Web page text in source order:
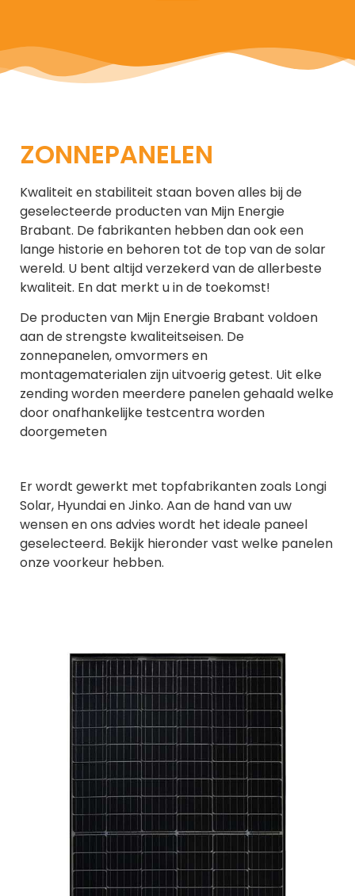
ZONNEPANELEN
Kwaliteit en stabiliteit staan boven alles bij de
geselecteerde producten van Mijn Energie
Brabant. De fabrikanten hebben dan ook een
lange historie en behoren tot de top van de solar
wereld. U bent altijd verzekerd van de allerbeste
kwaliteit. En dat merkt u in de toekomst!
De producten van Mijn Energie Brabant voldoen
aan de strengste kwaliteitseisen. De
zonnepanelen, omvormers en
montagematerialen zijn uitvoerig getest. Uit elke
zending worden meerdere panelen gehaald welke
door onafhankelijke testcentra worden
doorgemeten
Er wordt gewerkt met topfabrikanten zoals Longi
Solar, Hyundai en Jinko. Aan de hand van uw
wensen en ons advies wordt het ideale paneel
geselecteerd. Bekijk hieronder vast welke panelen
onze voorkeur hebben.